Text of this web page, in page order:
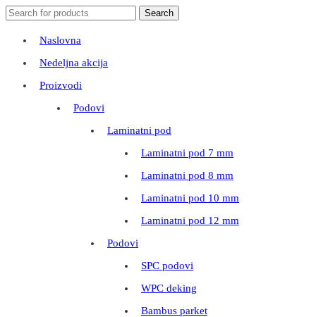
Search
for:
Search
Naslovna
Nedeljna akcija
Proizvodi
Podovi
Laminatni pod
Laminatni pod 7 mm
Laminatni pod 8 mm
Laminatni pod 10 mm
Laminatni pod 12 mm
Podovi
SPC podovi
WPC deking
Bambus parket